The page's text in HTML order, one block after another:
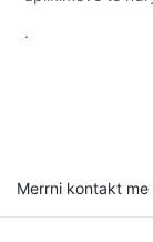
.
Merrni kontakt me